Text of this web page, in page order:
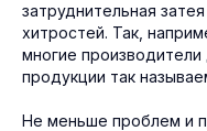
затруднительная
хитростей. Так,
многие
продукции так
Не меньше проблем и